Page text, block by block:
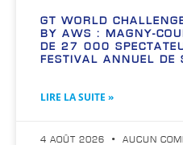
GT WORLD
BY AWS : MAGNY-
DE 27 000
FESTIVAL ANNUEL DE
LIRE LA SUITE »
4 AOÛT 2026 AUCUN